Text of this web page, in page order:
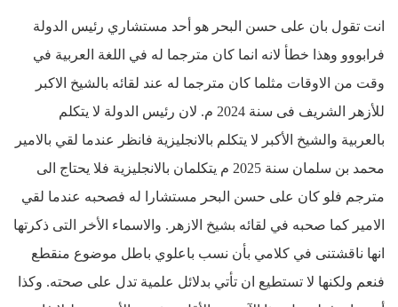
انت تقول بان على حسن البحر هو أحد مستشاري رئيس الدولة
فرابووو وهذا خطأ لانه انما كان مترجما له في اللغة العربية في
وقت من الاوقات مثلما كان مترجما له عند لقائه بالشيخ الاكبر
للأزهر الشريف فى سنة 2024 م. لان رئيس الدولة لا يتكلم
بالعربية والشيخ الأكبر لا يتكلم بالانجليزية فانظر عندما لقي بالامير
محمد بن سلمان سنة 2025 م يتكلمان بالانجليزية فلا يحتاج الى
مترجم فلو كان على حسن البحر مستشارا له فصحبه عندما لقي
الامير كما صحبه في لقائه بشيخ الازهر. والاسماء الأخر التى ذكرتها
انها ناقشتنى في كلامي بأن نسب باعلوي باطل موضوع منقطع
فنعم ولكنها لا تستطيع ان تأتي بدلائل علمية تدل على صحته. وكذا